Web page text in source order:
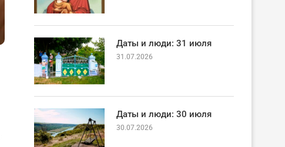
Даты и люди: 31 июля
31.07.2026
Даты и люди: 30 июля
30.07.2026